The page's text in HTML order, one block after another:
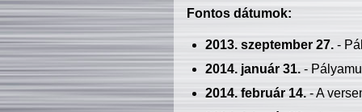
Fontos dátumok:
2013. szeptember 27.-
2014. január 31.-
2014. február 14.- A